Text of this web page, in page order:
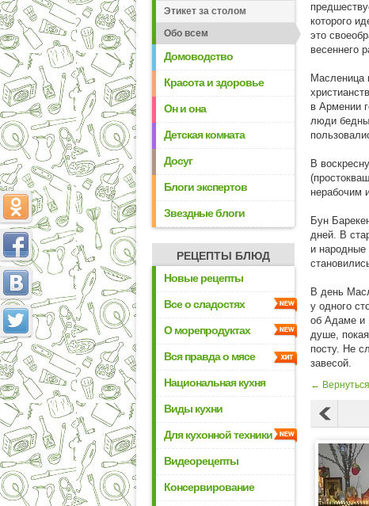
Этикет за столом
Обо всем
Домоводство
Красота и здоровье
Он и она
Детская комната
Досуг
Блоги экспертов
Звездные блоги
РЕЦЕПТЫ БЛЮД
Новые рецепты
Все о сладостях
О морепродуктах
Вся правда о мясе
Национальная кухня
Виды кухни
Для кухонной техники
Видеорецепты
Консервирование
которого
это
весеннего
Масленица
в Армении
люди
В
нерабочим
Бун
дней. В
и
В день
у одного
об Адаме и
душе,
посту. Не
завесой.
←